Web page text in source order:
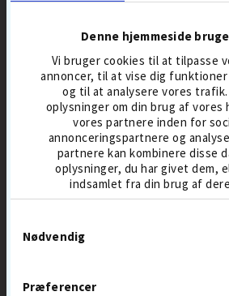
Denne hjemmeside
Vi bruger cookies til at tilpasse
annoncer, til at vise dig
og til at analysere vores trafik.
oplysninger om din brug af vores
vores partnere inden for
annonceringspartnere og
partnere kan kombinere disse
oplysninger, du har givet dem,
indsamlet fra din brug af
Nødvendig
Præferencer
GOLF GEAR
CLUB CLEANER PRO
149,-
3-IN-